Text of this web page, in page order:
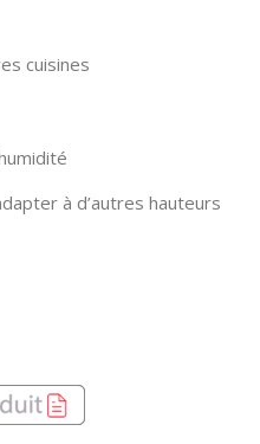
cuisines
à d’autres hauteurs